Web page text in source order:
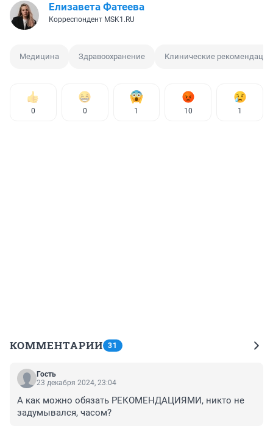
Елизавета Фатеева
Корреспондент MSK1.RU
Медицина Здравоохранение Клинические рекомендации
0 0 1 10 1
КОММЕНТАРИИ 31
Гость
23 декабря 2024, 23:04
А как можно обязать РЕКОМЕНДАЦИЯМИ, никто не
задумывался, часом?